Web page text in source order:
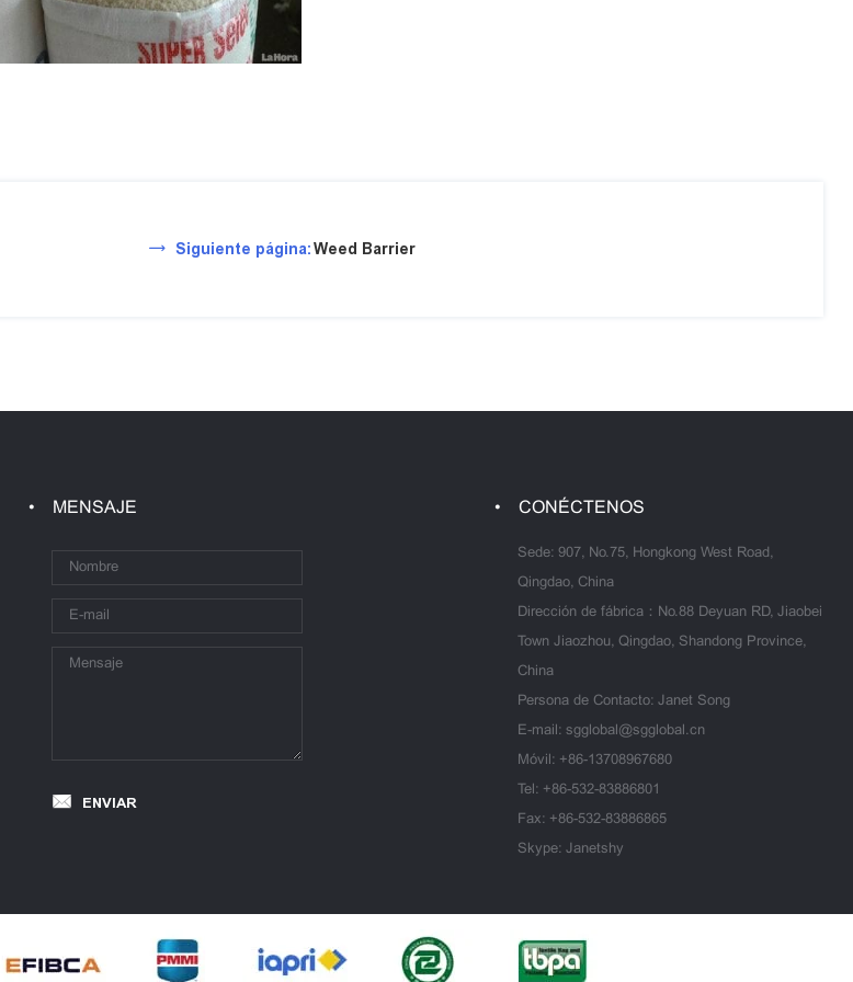
Siguiente página:Weed Barrier
MENSAJE
ENVIAR
CONÉCTENOS
Sede: 907, No.75, Hongkong West Road,
Qingdao, China
Dirección de fábrica：No.88 Deyuan RD, Jiaobei
Town Jiaozhou, Qingdao, Shandong Province,
China
Persona de Contacto: Janet Song
E-mail: sgglobal@sgglobal.cn
Móvil: +86-13708967680
Tel: +86-532-83886801
Fax: +86-532-83886865
Skype: Janetshy